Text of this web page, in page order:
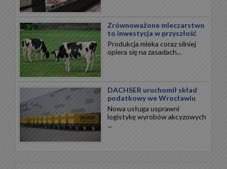
Zrównoważone mleczarstwo
to inwestycja w przyszłość
Produkcja mleka coraz silniej
opiera się na zasadach...
DACHSER uruchomił skład
podatkowy we Wrocławiu
Nowa usługa usprawni
logistykę wyrobów akcyzowych
...